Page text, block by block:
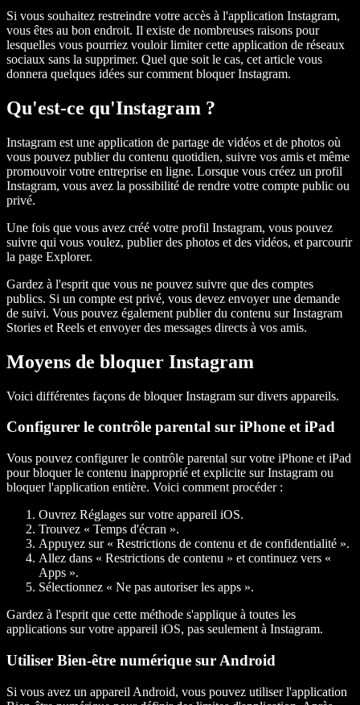
Si vous souhaitez restreindre votre accès à l'application Instagram,
vous êtes au bon endroit. Il existe de nombreuses raisons pour
lesquelles vous pourriez vouloir limiter cette application de réseaux
sociaux sans la supprimer. Quel que soit le cas, cet article vous
donnera quelques idées sur comment bloquer Instagram.
Qu'est-ce qu'Instagram ?
Instagram est une application de partage de vidéos et de photos où
vous pouvez publier du contenu quotidien, suivre vos amis et même
promouvoir votre entreprise en ligne. Lorsque vous créez un profil
Instagram, vous avez la possibilité de rendre votre compte public ou
privé.
Une fois que vous avez créé votre profil Instagram, vous pouvez
suivre qui vous voulez, publier des photos et des vidéos, et parcourir
la page Explorer.
Gardez à l'esprit que vous ne pouvez suivre que des comptes
publics. Si un compte est privé, vous devez envoyer une demande
de suivi. Vous pouvez également publier du contenu sur Instagram
Stories et Reels et envoyer des messages directs à vos amis.
Moyens de bloquer Instagram
Voici différentes façons de bloquer Instagram sur divers appareils.
Configurer le contrôle parental sur iPhone et iPad
Vous pouvez configurer le contrôle parental sur votre iPhone et iPad
pour bloquer le contenu inapproprié et explicite sur Instagram ou
bloquer l'application entière. Voici comment procéder :
Ouvrez Réglages sur votre appareil iOS.
Trouvez « Temps d'écran ».
Appuyez sur « Restrictions de contenu et de confidentialité ».
Allez dans « Restrictions de contenu » et continuez vers «
Apps ».
Sélectionnez « Ne pas autoriser les apps ».
Gardez à l'esprit que cette méthode s'applique à toutes les
applications sur votre appareil iOS, pas seulement à Instagram.
Utiliser Bien-être numérique sur Android
Si vous avez un appareil Android, vous pouvez utiliser l'application